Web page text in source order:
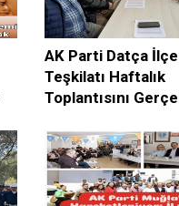
AK Parti Datça İlçe
Teşkilatı Haftalık
Toplantısını